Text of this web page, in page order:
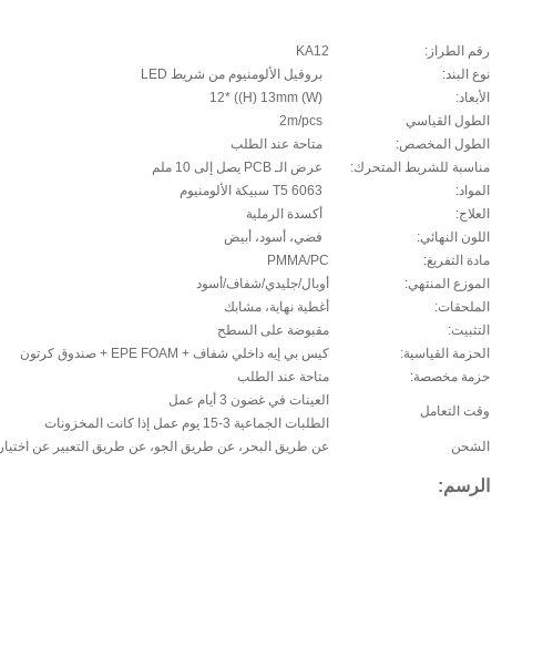
رقم الطراز:
KA12
نوع البند:
بروفيل الألومنيوم من شريط LED
الأبعاد:
(W) 12* ((H) 13mm
الطول القياسي
2m/pcs
الطول المخصص:
متاحة عند الطلب
مناسبة للشريط المتحرك:
عرض الـ PCB يصل إلى 10 ملم
المواد:
6063 T5 سبيكة الألومنيوم
العلاج:
أكسدة الرملية
اللون النهائي:
فضي، أسود، أبيض
مادة التفريغ:
PMMA/PC
الموزع المنتهي:
أوبال/جليدي/شفاف/أسود
الملحقات:
أغطية نهاية، مشابك
التثبيت:
مقبوضة على السطح
الحزمة القياسية:
كيس بي إيه داخلي شفاف + EPE FOAM + صندوق كرتون
حزمة مخصصة:
متاحة عند الطلب
وقت التعامل
العينات في غضون 3 أيام عمل
الطلبات الجماعية 3-15 يوم عمل إذا كانت المخزونات
الشحن
عن طريق البحر، عن طريق الجو، عن طريق التعبير عن اختيار
الرسم: